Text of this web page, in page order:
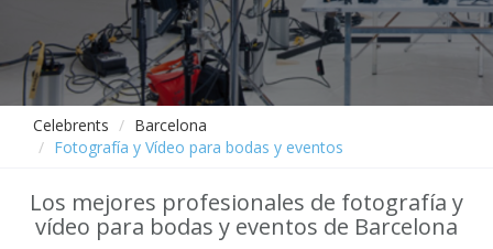
Celebrents
Barcelona
Fotografía y Vídeo para bodas y eventos
Los mejores profesionales de fotografía y
vídeo para bodas y eventos de Barcelona